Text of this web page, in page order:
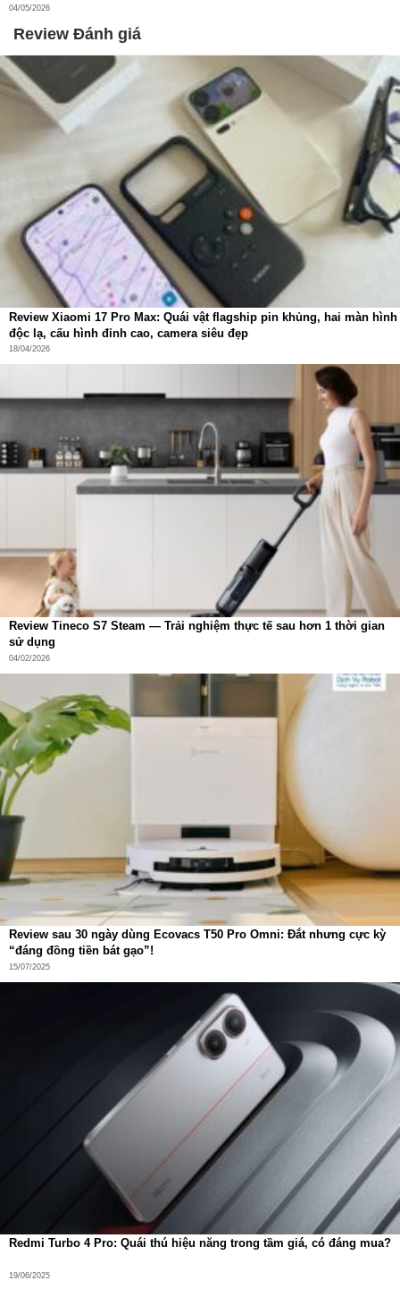
Tương tác mượt mà với trợ lý ảo YIKO-GPT nâng cao
Với YIKO-GPT, Deebot X9 Pro Omni không chỉ nghe, mà
còn hiểu bạn:
Nhận lệnh bằng giọng nói hoặc văn bản tiếng Anh
từ “clean under the sofa” đến “start mopping the
Dựa trên mô hình ngôn ngữ lớn (LLM)
để suy luận và
đưa ra hành động phù hợp nhất.
Tăng trải nghiệm tương tác mượt mà
, đặc biệt tiện lợi
khi bạn đang bận tay hoặc không gần ứng dụng.
Trạm sạc OMNI đỉnh cao – tự giặt sấy, đổ rác, pha dung
dịch
Điểm sáng lớn nhất là trạm OMNI nâng cấp đi kèm robot:
Thiết kế nhỏ gọn, dung tích lớn, dễ bố trí và tiết kiệm
không gian.
Giặt giẻ bằng nước nóng 40–75°C tự động điều
, theo từng mức độ bẩn và loại sàn.
Sấy khô bằng khí nóng 63°C, xoay 360°, khô hoàn
toàn trong 2 giờ – ngăn nấm mốc và mùi hôi.
04/05/2026
Review Đánh giá
Review Xiaomi 17 Pro Max: Quái vật flagship pin khủng, hai màn hình
độc lạ, cấu hình đỉnh cao, camera siêu đẹp
18/04/2026
Review Tineco S7 Steam — Trải nghiệm thực tế sau hơn 1 thời gian
sử dụng
04/02/2026
Review sau 30 ngày dùng Ecovacs T50 Pro Omni: Đắt nhưng cực kỳ
“đáng đồng tiền bát gạo”!
15/07/2025
Redmi Turbo 4 Pro: Quái thú hiệu năng trong tầm giá, có đáng mua?
19/06/2025